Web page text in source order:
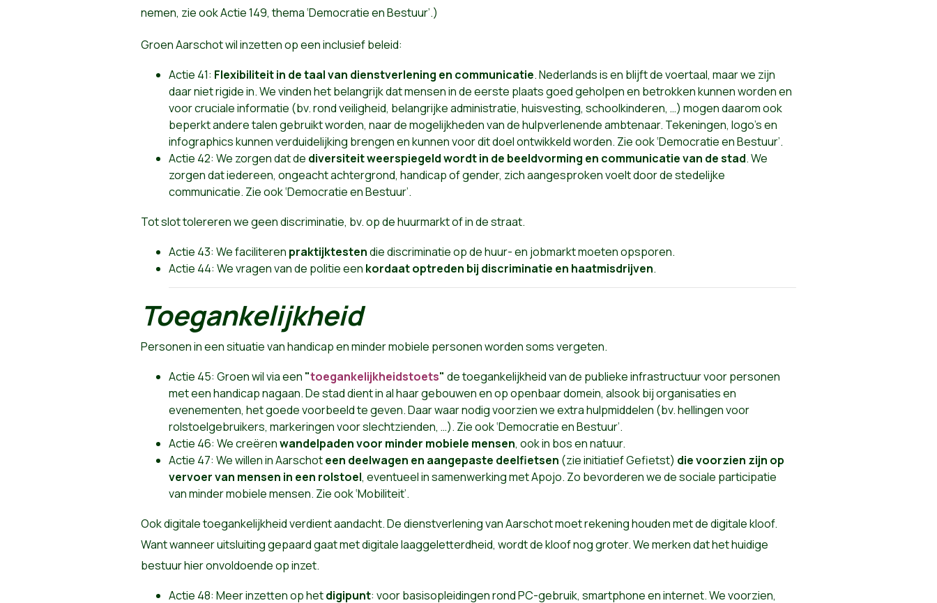
nemen, zie ook Actie 149, thema ‘Democratie en Bestuur’.)
Groen Aarschot wil inzetten op een inclusief beleid:
Actie 41: Flexibiliteit in de taalvan dienstverlening en communicatie. Nederlands is en blijft de voertaal, maar we zijn
daar niet rigide in. We vinden het belangrijk dat mensen in de eerste plaats goed geholpen en betrokken kunnen worden en
voor cruciale informatie (bv. rond veiligheid, belangrijke administratie, huisvesting, schoolkinderen, …) mogen daarom ook
beperkt andere talen gebruikt worden, naar de mogelijkheden van de hulpverlenende ambtenaar. Tekeningen, logo’s en
infographics kunnen verduidelijking brengen en kunnen voor dit doel ontwikkeld worden. Zie ook ‘Democratie en Bestuur’.
Actie 42: We zorgen dat de diversiteit weerspiegeld wordt in de beeldvorming en communicatie van de stad. We
zorgen dat iedereen, ongeacht achtergrond, handicap of gender, zich aangesproken voelt door de stedelijke
communicatie. Zie ook ‘Democratie en Bestuur’.
Tot slot tolereren we geen discriminatie, bv. op de huurmarkt of in de straat.
Actie 43: We faciliteren praktijktestendie discriminatie op de huur- en jobmarkt moeten opsporen.
Actie 44: We vragen van de politie een kordaat optreden bij discriminatie en haatmisdrijven.
Toegankelijkheid
Personen in een situatie van handicap en minder mobiele personen worden soms vergeten.
Actie 45: Groen wil via een "toegankelijkheidstoets" de toegankelijkheid van de publieke infrastructuur voor personen
met een handicap nagaan. De stad dient in al haar gebouwen en op openbaar domein, alsook bij organisaties en
evenementen, het goede voorbeeld te geven. Daar waar nodig voorzien we extra hulpmiddelen (bv. hellingen voor
rolstoelgebruikers, markeringen voor slechtzienden, …). Zie ook ‘Democratie en Bestuur’.
Actie 46: We creërenwandelpaden voor minder mobiele mensen, ook in bos en natuur.
Actie 47: We willen in Aarschoteen deelwagen en aangepaste deelfietsen (zie initiatief Gefietst) die voorzien zijn op
vervoer van mensen in een rolstoel, eventueel in samenwerking met Apojo. Zo bevorderen we de sociale participatie
van minder mobiele mensen. Zie ook ‘Mobiliteit’.
Ook digitale toegankelijkheid verdient aandacht. De dienstverlening van Aarschot moet rekening houden met de digitale kloof.
Want wanneer uitsluiting gepaard gaat met digitale laaggeletterdheid, wordt de kloof nog groter. We merken dat het huidige
bestuur hier onvoldoende op inzet.
Actie 48: Meer inzetten op hetdigipunt: voor basisopleidingen rond PC-gebruik, smartphone en internet. We voorzien,